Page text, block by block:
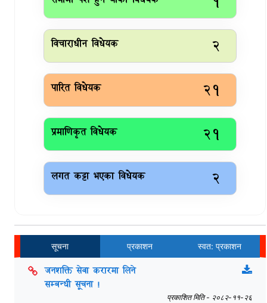
विचाराधीन विधेयक २
पारित विधेयक २१
प्रमाणिकृत विधेयक २१
लगत कट्टा भएका विधेयक २
सूचना प्रकाशन स्वत: प्रकाशन
जनशक्ति सेवा करारमा लिने
सम्बन्धी सूचना !
प्रकाशित मिति - २०८२-११-२६